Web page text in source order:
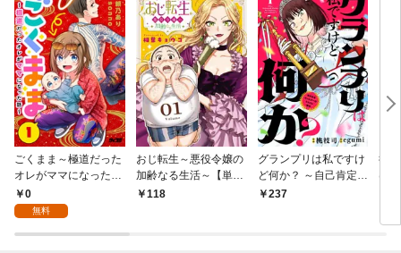
ごくまま～極道だった
オレがママになった話
～【単話】（１）
0
無料
おじ転生～悪役令嬢の
加齢なる生活～【単
話】（１）
118
グランプリは私ですけ
ど何か？ ～自己肯定モ
ンスターのミスコン無
237
後
は